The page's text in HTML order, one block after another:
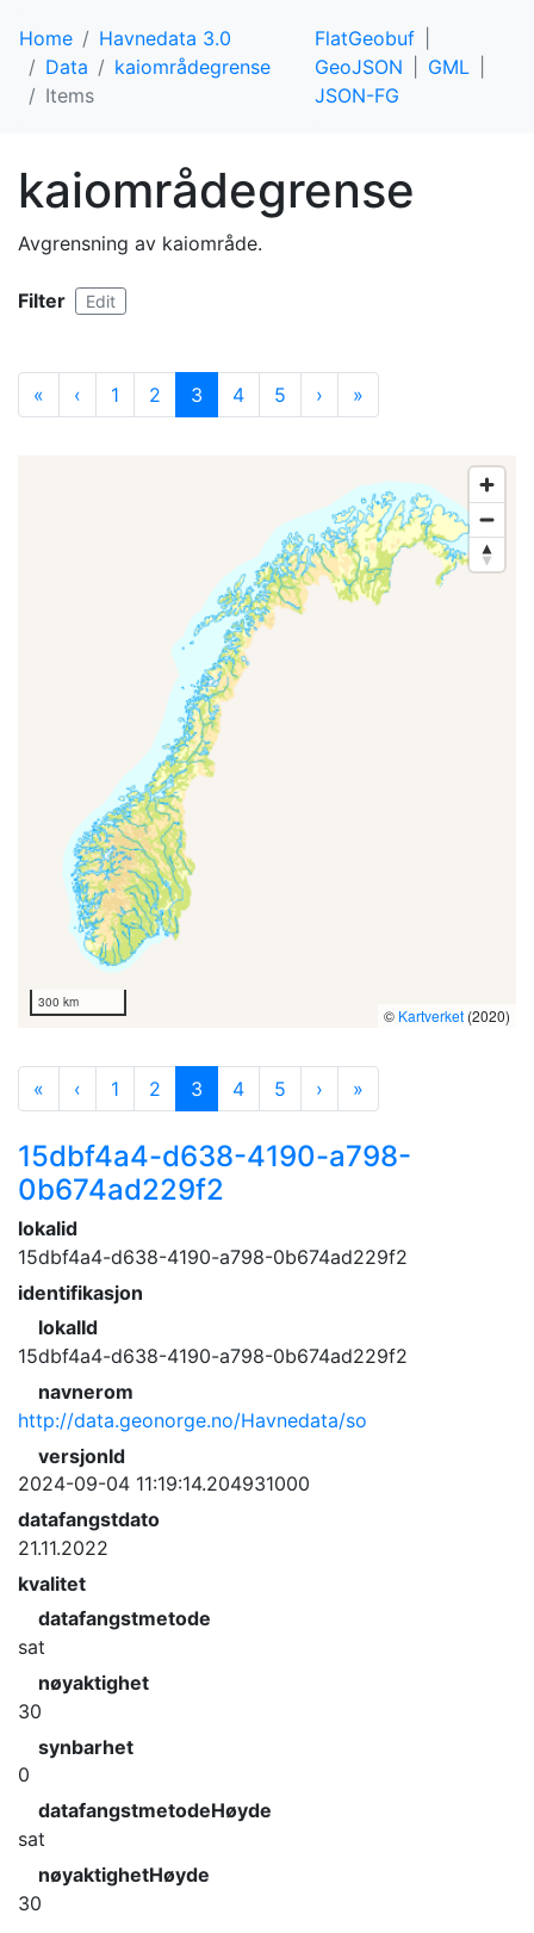
Home
Havnedata 3.0
Data
kaiområdegrense
Items
FlatGeobuf
GeoJSON
GML
JSON-FG
kaiområdegrense
Avgrensning av kaiområde.
Filter Edit
« ‹ 1 2 3 4 5 › »
300 km
© Kartverket (2020)
« ‹ 1 2 3 4 5 › »
15dbf4a4-d638-4190-a798-
0b674ad229f2
lokalid
15dbf4a4-d638-4190-a798-0b674ad229f2
identifikasjon
lokalId
15dbf4a4-d638-4190-a798-0b674ad229f2
navnerom
http://data.geonorge.no/Havnedata/so
versjonId
2024-09-04 11:19:14.204931000
datafangstdato
21.11.2022
kvalitet
datafangstmetode
sat
nøyaktighet
30
synbarhet
0
datafangstmetodeHøyde
sat
nøyaktighetHøyde
30